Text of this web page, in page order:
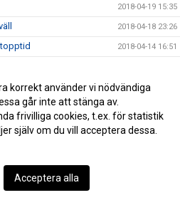
2018-04-19 15:35
2018-04-18 23:26
2018-04-14 16:51
2018-04-03 08:44
för VIF Dam 2018-03-22 22:27
står sig över tid 2018-03-20 22:39
glädje
IF arrangerar återigen
korrekt använder vi nödvändiga
går inte att stänga av.
frivilliga cookies, t.ex. för statistik
själv om du vill acceptera dessa.
Acceptera alla